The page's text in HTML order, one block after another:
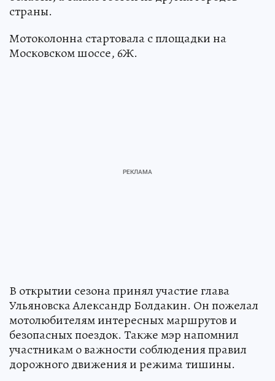
страны.
Мотоколонна стартовала с площадки на
Московском шоссе, 6Ж.
В открытии сезона принял участие глава
Ульяновска Александр Болдакин. Он пожелал
мотолюбителям интересных маршрутов и
безопасных поездок. Также мэр напомнил
участникам о важности соблюдения правил
дорожного движения и режима тишины.